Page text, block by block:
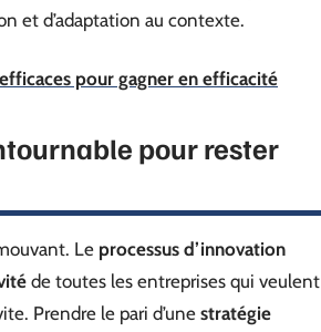
et d’adaptation au contexte.
pour gagner en efficacité
pour rester
Le processus d’innovation
de toutes les entreprises qui veulent
Prendre le pari d’unestratégie